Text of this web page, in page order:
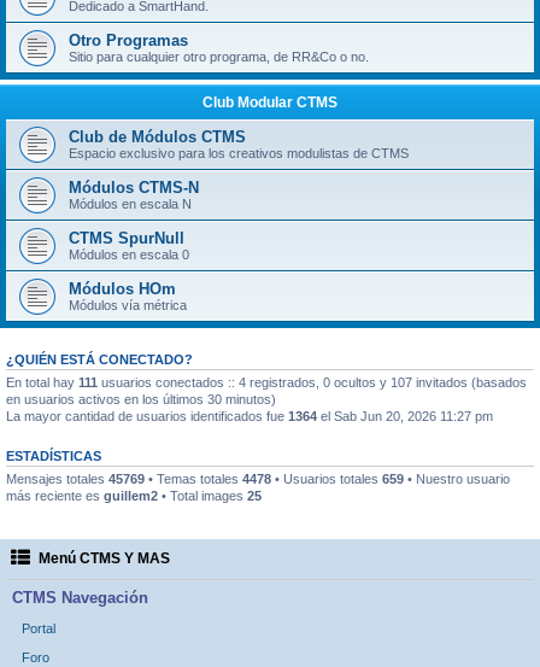
Dedicado a SmartHand.
Otro Programas
Sitio para cualquier otro programa, de RR&Co o no.
Club Modular CTMS
Club de Módulos CTMS
Espacio exclusivo para los creativos modulistas de CTMS
Módulos CTMS-N
Módulos en escala N
CTMS SpurNull
Módulos en escala 0
Módulos HOm
Módulos vía métrica
¿QUIÉN ESTÁ CONECTADO?
En total hay 111 usuarios conectados :: 4 registrados, 0 ocultos y 107 invitados (basados
en usuarios activos en los últimos 30 minutos)
La mayor cantidad de usuarios identificados fue 1364 el Sab Jun 20, 2026 11:27 pm
ESTADÍSTICAS
Mensajes totales 45769 • Temas totales 4478 • Usuarios totales 659 • Nuestro usuario
más reciente es guillem2 • Total images 25
Menú CTMS Y MAS
CTMS Navegación
Portal
Foro